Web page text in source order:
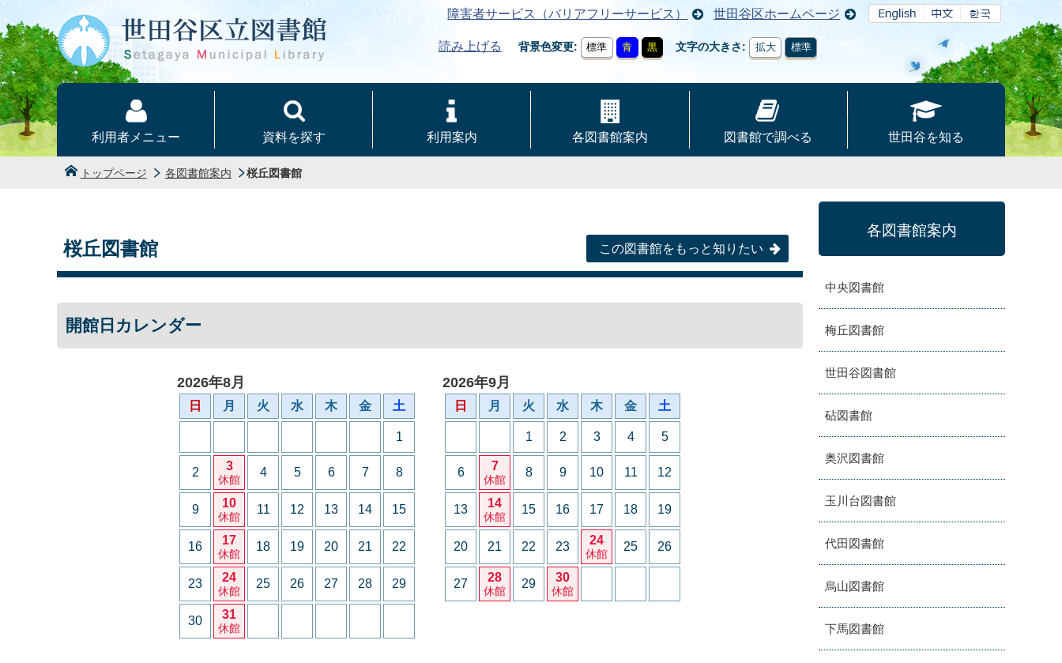
本文へ
障害者サービス（バリアフリーサービス） 世田谷区ホームページ
読み上げる 背景色変更 標準 青 黒 文字の大きさ 拡大 標準
利用者メニュー 資料を探す 利用案内 各図書館案内 図書館で調べる 世田谷を知る
トップページ 各図書館案内 桜丘図書館
桜丘図書館 この図書館をもっと知りたい
開館日カレンダー
2026年8月
日 月 火 水 木 金 土
1
2 3
休館
4 5 6 7 8
9 10
休館
11 12 13 14 15
16 17
休館
18 19 20 21 22
23 24
休館
25 26 27 28 29
30 31
休館
2026年9月
日 月 火 水 木 金 土
1 2 3 4 5
6 7
休館
8 9 10 11 12
13 14
休館
15 16 17 18 19
20 21 22 23 24
休館
25 26
27 28
休館
29 30
休館
各図書館案内
中央図書館
梅丘図書館
世田谷図書館
砧図書館
奥沢図書館
玉川台図書館
代田図書館
烏山図書館
下馬図書館